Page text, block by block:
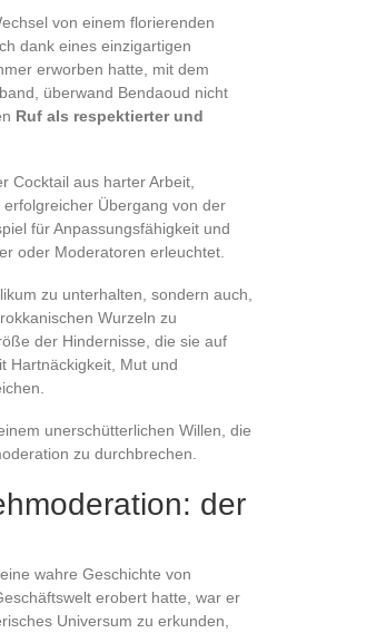
von einem florierenden
dank eines einzigartigen
erworben hatte, mit dem
überwand Bendaoud nicht
Ruf als respektierter und
Cocktail aus harter Arbeit,
Übergang von der
für Anpassungsfähigkeit und
oder Moderatoren erleuchtet.
zu unterhalten, sondern auch,
Wurzeln zu
der Hindernisse, die sie auf
Hartnäckigkeit, Mut und
unerschütterlichen Willen, die
zu durchbrechen.
der
wahre Geschichte von
erobert hatte, war er
Universum zu erkunden,